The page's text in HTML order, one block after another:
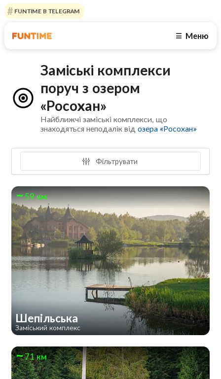
FUNTIME В TELEGRAM
☰ Меню
Заміські комплекси
поруч з озером
«Росохан»
Найближчі заміські комплекси, що
знаходяться неподалік відозера «Росохан»
Фільтрувати
59 км
Шепільська
Заміський комплекс
71 км